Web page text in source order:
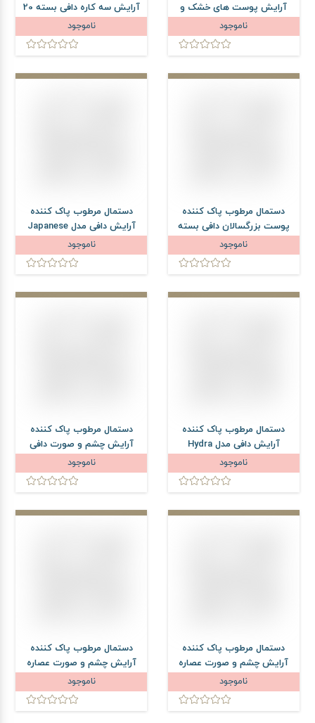
آرایش پوست های خشک و
عددی
ناموجود
آرایش سه کاره دافی بسته 20
عددی
ناموجود
دستمال مرطوب پاک کننده
پوست بزرگسالان دافی بسته
100 عددی
ناموجود
دستمال مرطوب پاک کننده
آرایش دافی مدل Japanese
ناموجود
دستمال مرطوب پاک کننده
آرایش دافی مدل Hydra
ناموجود
دستمال مرطوب پاک کننده
آرایش چشم و صورت دافی
50 عددی
ناموجود
دستمال مرطوب پاک کننده
آرایش چشم و صورت عصاره
انجیر دافی مدل Age Fighter
بسته 50 عددی
ناموجود
دستمال مرطوب پاک کننده
آرایش چشم و صورت عصاره
بلوبری دافی مدل Age Fighter
بسته 50 عددی
ناموجود